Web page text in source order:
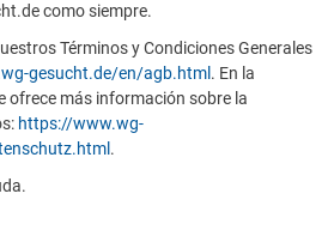
como siempre.
Términos y Condiciones Generales
gesucht.de/en/agb.html . En la
ofrece más información sobre la
https://www.wg-
.